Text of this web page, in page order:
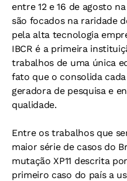
entre 12 e 16 de agosto
são focados na raridade
pela alta tecnologia
IBCR é a primeira
trabalhos de uma única
fato que o consolida
geradora de pesquisa e
qualidade.
Entre os trabalhos que
maior série de casos do
mutação XP11 descrita
primeiro caso do país a